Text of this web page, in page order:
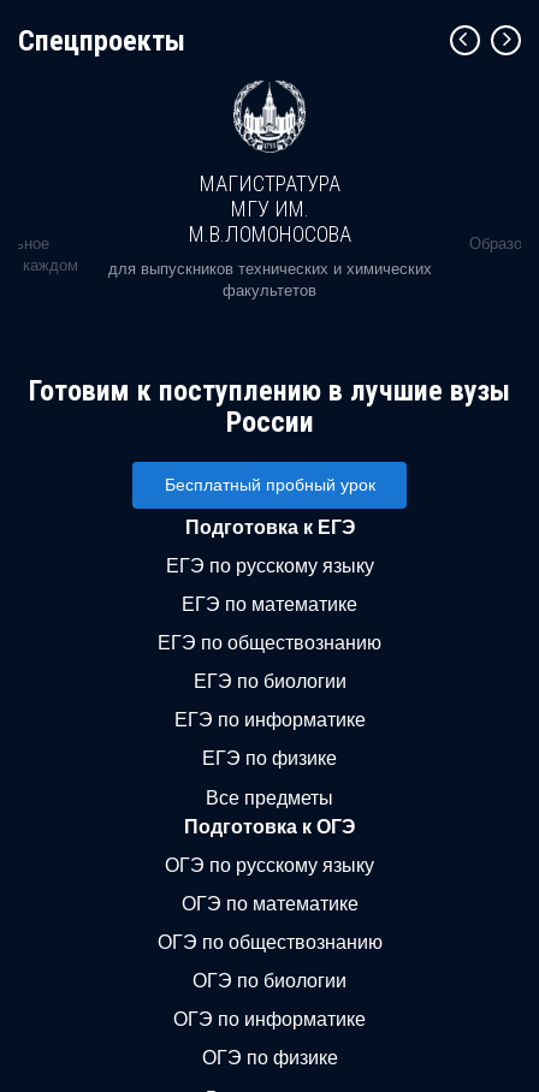
Cпецпроекты
в каждом
МАГИСТРАТУРА
МГУ ИМ.
М.В.ЛОМОНОСОВА
для выпускников технических и химических
факультетов
Готовим к поступлению в лучшие вузы
России
Бесплатный пробный урок
Подготовка к ЕГЭ
ЕГЭ по русскому языку
ЕГЭ по математике
ЕГЭ по обществознанию
ЕГЭ по биологии
ЕГЭ по информатике
ЕГЭ по физике
Все предметы
Подготовка к ОГЭ
ОГЭ по русскому языку
ОГЭ по математике
ОГЭ по обществознанию
ОГЭ по биологии
ОГЭ по информатике
ОГЭ по физике